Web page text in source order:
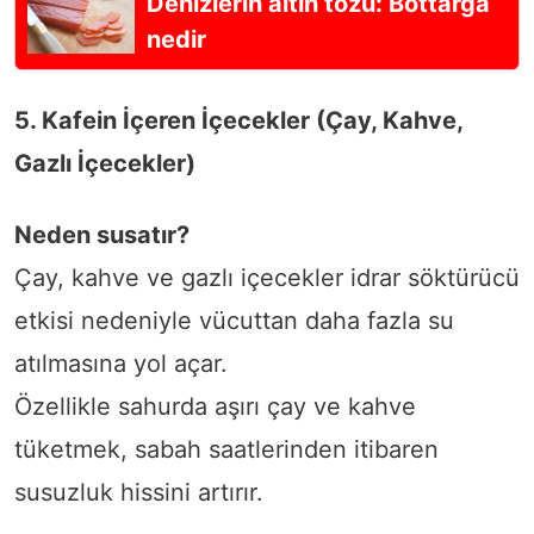
nedir
5. Kafein İçeren İçecekler (Çay, Kahve,
Gazlı İçecekler)
Neden susatır?
Çay, kahve ve gazlı içecekler idrar söktürücü
etkisi nedeniyle vücuttan daha fazla su
atılmasına yol açar.
Özellikle sahurda aşırı çay ve kahve
tüketmek, sabah saatlerinden itibaren
susuzluk hissini artırır.